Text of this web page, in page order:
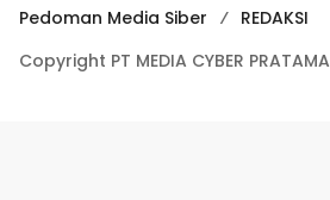
Pedoman Media Siber
REDAKSI
Copyright PT MEDIA CYBER PRATAMA